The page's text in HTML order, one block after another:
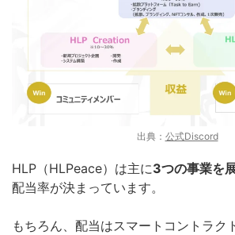
出典： 公式Discord
HLP（HLPeace）は主に3つの事業を
配当率が決まっています。
もちろん、配当はスマートコントラク